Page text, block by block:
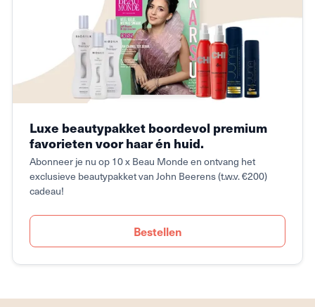
Luxe beautypakket boordevol premium
favorieten voor haar én huid.
Abonneer je nu op 10 x Beau Monde en ontvang het
exclusieve beautypakket van John Beerens (t.w.v. €200)
cadeau!
Bestellen